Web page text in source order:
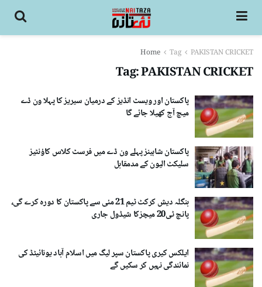
Home Tag PAKISTAN CRICKET
Tag:PAKISTAN CRICKET
پاکستان اور ویسٹ انڈیز کے درمیان سیریز کا پہلا ون ڈے
میچ آج کھیلا جائے گا
پاکستان شاہینز پہلے ون ڈے میں فرسٹ کلاس کاؤنٹیز
سلیکٹ الیون کے مدمقابل
بنگلہ دیش کرکٹ ٹیم 21 مئی سے پاکستان کا دورہ کرے گی،
پانچ ٹی20 میچزکا شیڈول جاری
ایلکس کیری پاکستان سپر لیگ میں اسلام آباد یونائیٹڈ کی
نمائندگی نہیں کر سکیں گے